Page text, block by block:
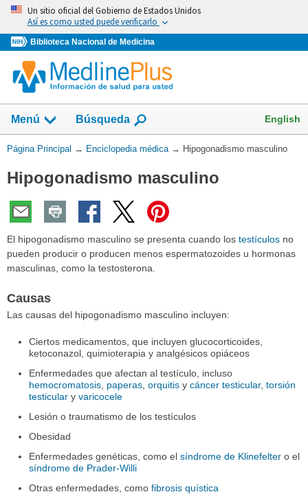
Omita
vaya
al
Contenido
Un sitio oficial del Gobierno de Estados Unidos
Así es como usted puede verificarlo
Biblioteca Nacional de Medicina
Menú Búsqueda English
Usted
aquí:
Página Principal → Enciclopedia médica → Hipogonadismo masculino
Hipogonadismo masculino
El hipogonadismo masculino se presenta cuando los testículos no
pueden producir o producen menos espermatozoides u hormonas
masculinas, como la testosterona.
Causas
Las causas del hipogonadismo masculino incluyen:
Ciertos medicamentos, que incluyen glucocorticoides,
ketoconazol, quimioterapia y analgésicos opiáceos
Enfermedades que afectan al testículo, incluso
hemocromatosis paperas ,orquitis ycáncer testicular,torsión
testicular yvaricocele
Lesión o traumatismo de los testículos
Obesidad
Enfermedades genéticas, como elsíndrome de Klinefelter o el
síndrome de Prader-Willi
Otras enfermedades, comofibrosis quística